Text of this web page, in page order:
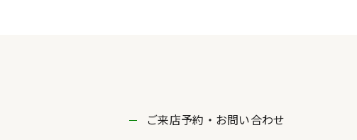
ご来店予約・お問い合わせ